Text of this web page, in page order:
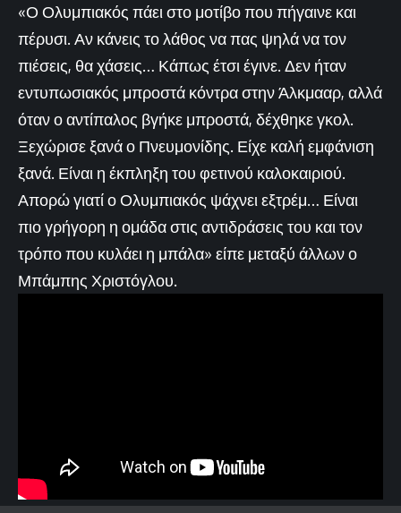
«Ο Ολυμπιακός πάει στο μοτίβο που πήγαινε και
πέρυσι. Αν κάνεις το λάθος να πας ψηλά να τον
πιέσεις, θα χάσεις… Κάπως έτσι έγινε. Δεν ήταν
εντυπωσιακός μπροστά κόντρα στην Άλκμααρ, αλλά
όταν ο αντίπαλος βγήκε μπροστά, δέχθηκε γκολ.
Ξεχώρισε ξανά ο Πνευμονίδης. Είχε καλή εμφάνιση
ξανά. Είναι η έκπληξη του φετινού καλοκαιριού.
Απορώ γιατί ο Ολυμπιακός ψάχνει εξτρέμ… Είναι
πιο γρήγορη η ομάδα στις αντιδράσεις του και τον
τρόπο που κυλάει η μπάλα» είπε μεταξύ άλλων ο
Μπάμπης Χριστόγλου.